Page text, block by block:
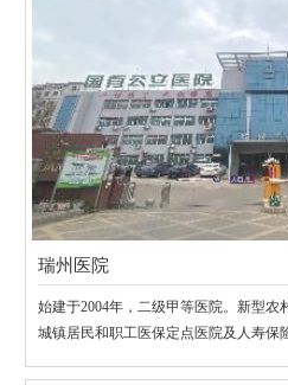
瑞州医院
始建于2004年，二级甲等医院。新型农
城镇居民和职工医保定点医院及人寿保